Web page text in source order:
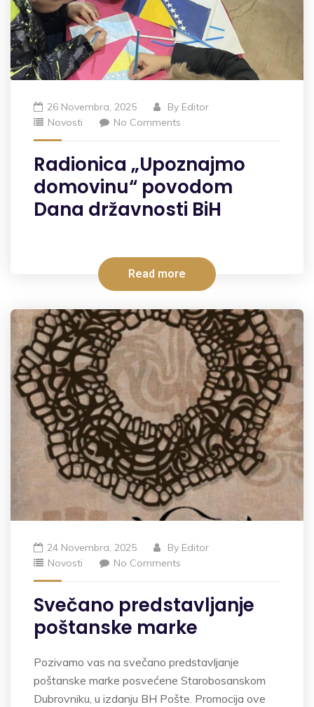
26 Novembra, 2025 By Editor
Novosti
No Comments
Radionica „Upoznajmo
domovinu“ povodom
Dana državnosti BiH
Read more
24 Novembra, 2025 By Editor
Novosti
No Comments
Svečano predstavljanje
poštanske marke
Pozivamo vas na svečano predstavljanje
poštanske marke posvećene Starobosanskom
Dubrovniku, u izdanju BH Pošte. Promocija ove